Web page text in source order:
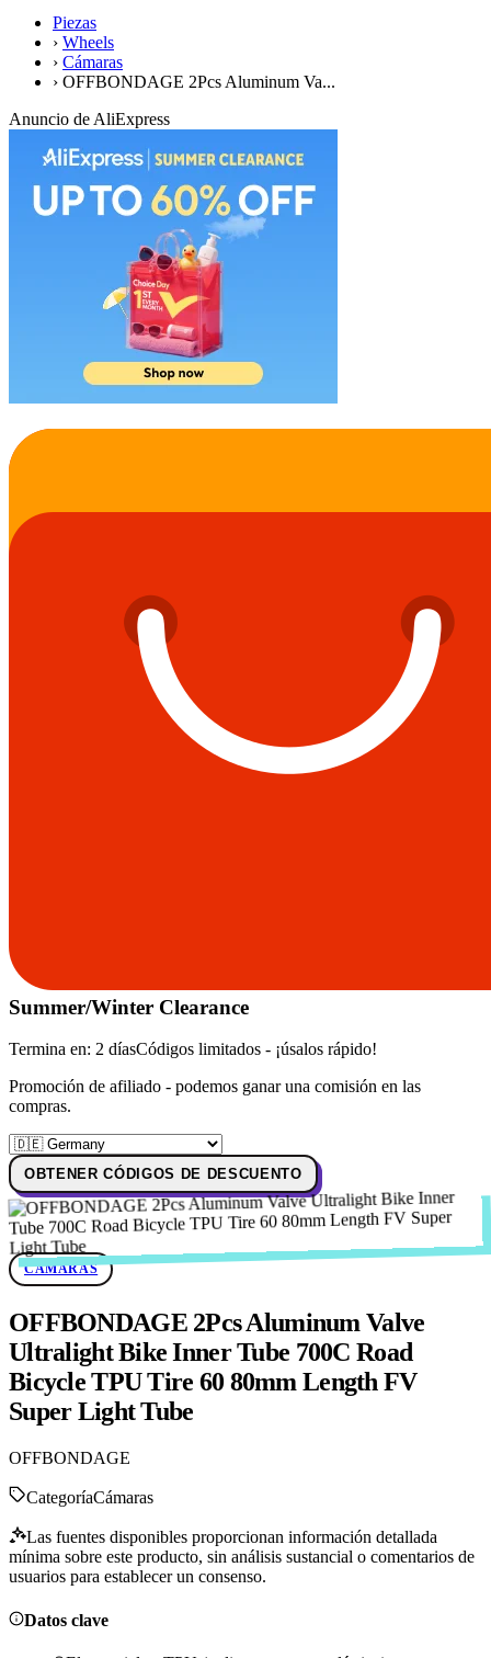
Piezas
› Wheels
› Cámaras
› OFFBONDAGE 2Pcs Aluminum Va...
Anuncio de AliExpress
Summer/Winter Clearance
Termina en: 2 díasCódigos limitados - ¡úsalos rápido!
Promoción de afiliado - podemos ganar una comisión en las
compras.
OBTENER CÓDIGOS DE DESCUENTO
CÁMARAS
OFFBONDAGE 2Pcs Aluminum Valve
Ultralight Bike Inner Tube 700C Road
Bicycle TPU Tire 60 80mm Length FV
Super Light Tube
OFFBONDAGE
CategoríaCámaras
Las fuentes disponibles proporcionan información detallada
mínima sobre este producto, sin análisis sustancial o comentarios de
usuarios para establecer un consenso.
Datos clave